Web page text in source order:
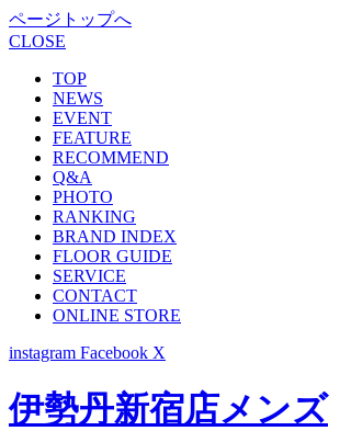
ページトップへ
CLOSE
TOP
NEWS
EVENT
FEATURE
RECOMMEND
Q&A
PHOTO
RANKING
BRAND INDEX
FLOOR GUIDE
SERVICE
CONTACT
ONLINE STORE
instagram Facebook X
伊勢丹新宿店メンズ